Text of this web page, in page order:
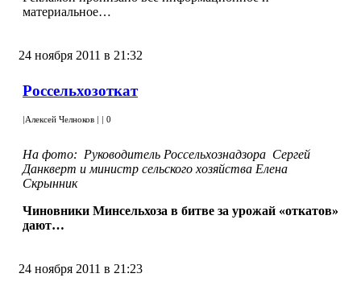
материальное…
24 ноября 2011 в 21:32
Россельхозоткат
Алексей Челноков 0
На фото: Руководитель Россельхознадзора Сергей
Данкверт и министр сельского хозяйства Елена
Скрынник
Чиновники Минсельхоза в битве за урожай «откатов»
дают…
24 ноября 2011 в 21:23